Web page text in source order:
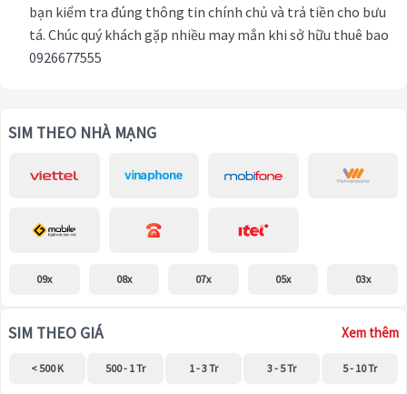
bạn kiểm tra đúng thông tin chính chủ và trả tiền cho bưu
tá. Chúc quý khách gặp nhiều may mắn khi sở hữu thuê bao
0926677555
SIM THEO NHÀ MẠNG
09x 08x 07x 05x 03x
SIM THEO GIÁ Xem thêm
< 500 K 500 - 1 Tr 1 - 3 Tr 3 - 5 Tr 5 - 10 Tr